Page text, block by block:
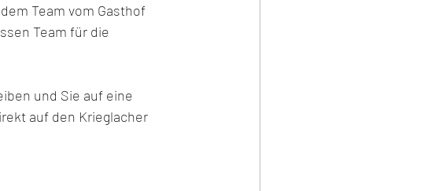
Team vom Gasthof
Team für die
und Sie auf eine
auf den Krieglacher